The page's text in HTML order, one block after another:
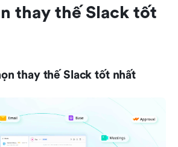
thay thế Slack tốt
thay thế Slack tốt nhất